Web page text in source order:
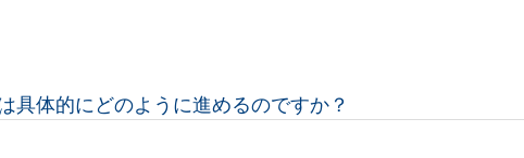
具体的にどのように進めるのですか？